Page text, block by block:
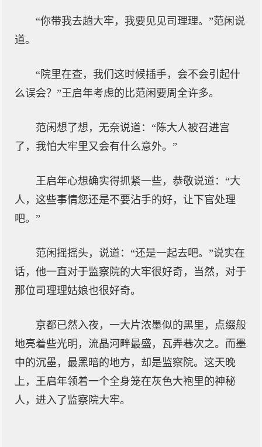
“你带我去趟大牢，我要见见司理理。”范闲说
道。
“院里在查，我们这时候插手，会不会引起什
么误会？”王启年考虑的比范闲要周全许多。
范闲想了想，无奈说道：“陈大人被召进宫
了，我怕大牢里又会有什么意外。”
王启年心想确实得抓紧一些，恭敬说道：“大
人，这些事情您还是不要沾手的好，让下官处理
吧。”
范闲摇摇头，说道：“还是一起去吧。”说实在
话，他一直对于监察院的大牢很好奇，当然，对于
那位司理理姑娘也很好奇。
京都已然入夜，一大片浓墨似的黑里，点缀般
地亮着些光明，流晶河畔最盛，瓦弄巷次之。而墨
中的沉墨，最黑暗的地方，却是监察院。这天晚
上，王启年领着一个全身笼在灰色大袍里的神秘
人，进入了监察院大牢。